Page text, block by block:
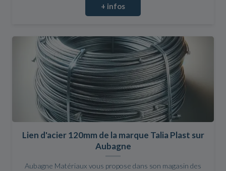
+ infos
Lien d'acier 120mm de la marque Talia Plast sur
Aubagne
Aubagne Matériaux vous propose dans son magasin des